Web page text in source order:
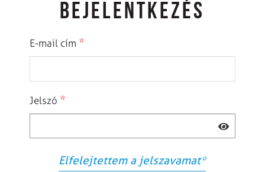
BEJELENTKEZÉS
E-mail cím *
Jelszó *
Elfelejtettem a jelszavamat*